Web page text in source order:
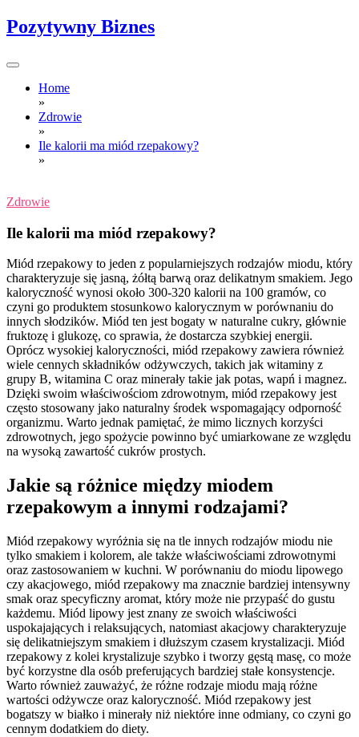
Skip
to
Pozytywny Biznes
Home
»
Zdrowie
»
Ile kalorii ma miód rzepakowy?
»
Zdrowie
Ile kalorii ma miód rzepakowy?
Miód rzepakowy to jeden z popularniejszych rodzajów miodu, który
charakteryzuje się jasną, żółtą barwą oraz delikatnym smakiem. Jego
kaloryczność wynosi około 300-320 kalorii na 100 gramów, co
czyni go produktem stosunkowo kalorycznym w porównaniu do
innych słodzików. Miód ten jest bogaty w naturalne cukry, głównie
fruktozę i glukozę, co sprawia, że dostarcza szybkiej energii.
Oprócz wysokiej kaloryczności, miód rzepakowy zawiera również
wiele cennych składników odżywczych, takich jak witaminy z
grupy B, witamina C oraz minerały takie jak potas, wapń i magnez.
Dzięki swoim właściwościom zdrowotnym, miód rzepakowy jest
często stosowany jako naturalny środek wspomagający odporność
organizmu. Warto jednak pamiętać, że mimo licznych korzyści
zdrowotnych, jego spożycie powinno być umiarkowane ze względu
na wysoką zawartość cukrów prostych.
Jakie są różnice między miodem
rzepakowym a innymi rodzajami?
Miód rzepakowy wyróżnia się na tle innych rodzajów miodu nie
tylko smakiem i kolorem, ale także właściwościami zdrowotnymi
oraz zastosowaniem w kuchni. W porównaniu do miodu lipowego
czy akacjowego, miód rzepakowy ma znacznie bardziej intensywny
smak oraz specyficzny aromat, który może nie przypaść do gustu
każdemu. Miód lipowy jest znany ze swoich właściwości
uspokajających i relaksujących, natomiast akacjowy charakteryzuje
się delikatniejszym smakiem i dłuższym czasem krystalizacji. Miód
rzepakowy z kolei krystalizuje szybko i tworzy gęstą masę, co może
być korzystne dla osób preferujących bardziej stałe konsystencje.
Warto również zauważyć, że różne rodzaje miodu mają różne
wartości odżywcze oraz kaloryczność. Miód rzepakowy jest
bogatszy w białko i minerały niż niektóre inne odmiany, co czyni go
cennym dodatkiem do diety.